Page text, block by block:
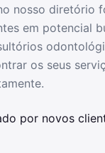
nosso diretório
em potencial
os seus
por novos